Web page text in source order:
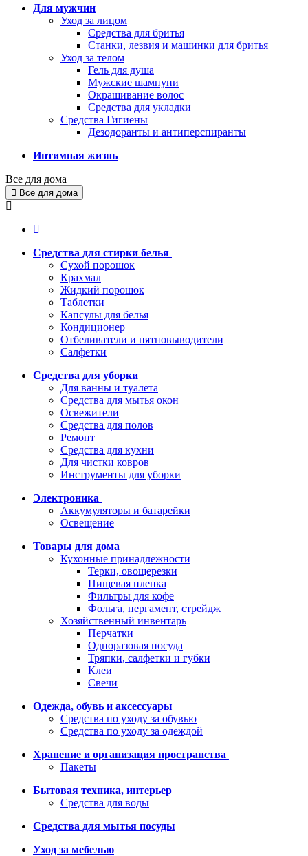
Для мужчин
Уход за лицом
Средства для бритья
Станки, лезвия и машинки для бритья
Уход за телом
Гель для душа
Мужские шампуни
Окрашивание волос
Средства для укладки
Средства Гигиены
Дезодоранты и антиперспиранты
Интимная жизнь
Все для дома
Все для дома
Средства для стирки белья
Сухой порошок
Крахмал
Жидкий порошок
Таблетки
Капсулы для белья
Кондиционер
Отбеливатели и пятновыводители
Салфетки
Средства для уборки
Для ванны и туалета
Средства для мытья окон
Освежители
Средства для полов
Ремонт
Средства для кухни
Для чистки ковров
Инструменты для уборки
Электроника
Аккумуляторы и батарейки
Освещение
Товары для дома
Кухонные принадлежности
Терки, овощерезки
Пищевая пленка
Фильтры для кофе
Фольга, пергамент, стрейдж
Хозяйственный инвентарь
Перчатки
Одноразовая посуда
Тряпки, салфетки и губки
Клеи
Свечи
Одежда, обувь и аксессуары
Средства по уходу за обувью
Средства по уходу за одеждой
Хранение и организация пространства
Пакеты
Бытовая техника, интерьер
Средства для воды
Средства для мытья посуды
Уход за мебелью